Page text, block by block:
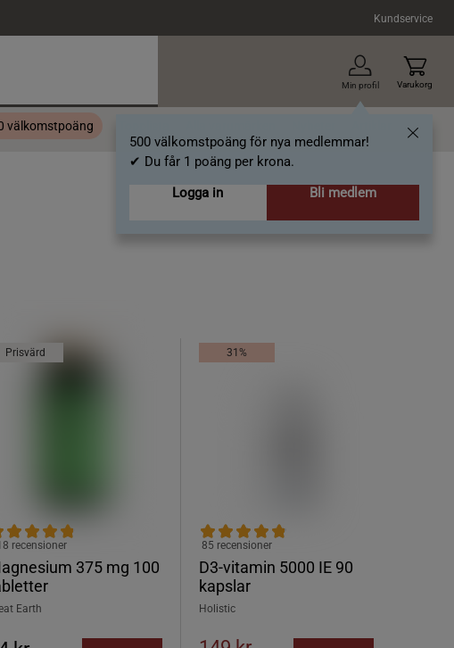
Kundservice
Min profil
500 välkomstpoäng för nya medlemmar!
✔ Du får 1 poäng per krona.
Logga in
Bli medlem
Varukorg
välkomstpoäng
Prisvärd
375 mg 100
recensioner
Earth
31%
D3-vitamin 5000 IE 90
kapslar
85 recensioner
Holistic